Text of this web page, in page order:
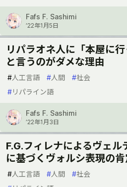
Fafs F. Sashimi
’22年1月5日
リパラオネ人に「本屋に行
と言うのがダメな理由
#人工言語 #人間 #社会
#リパライン語
Fafs F. Sashimi
’22年1月3日
F.G.フィレナによるヴェル
に基づくヴォルシ表現の肯
#人工言語 #人間 #社会